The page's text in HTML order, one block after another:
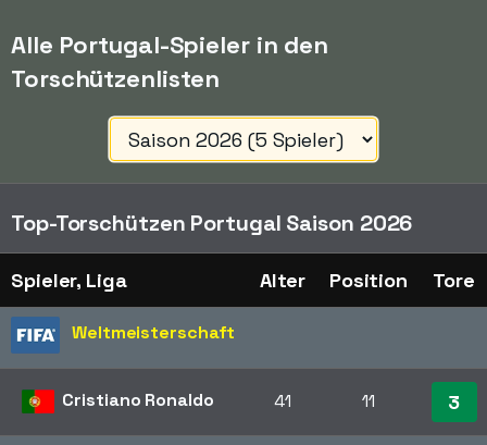
Alle Portugal-Spieler in den
Torschützenlisten
Top-Torschützen Portugal Saison 2026
Spieler, Liga Alter Position Tore
Weltmeisterschaft
Cristiano Ronaldo 41 11 3